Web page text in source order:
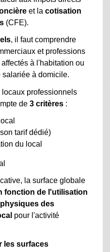
et la cotisation
(CFE).
, il faut comprendre
et professions
à l'habitation ou
à domicile.
locaux professionnels
de 3 critères :
tarif dédié)
du local
la surface globale
fonction de l'utilisation
des
pour l'activité
les surfaces